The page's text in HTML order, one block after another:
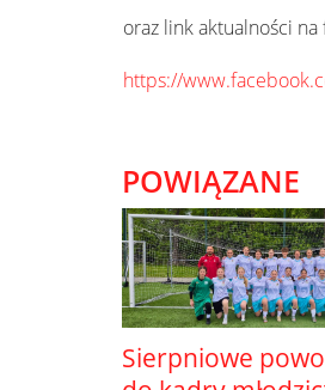
oraz link aktualności na
https://
POWIĄZANE
Sierpniowe